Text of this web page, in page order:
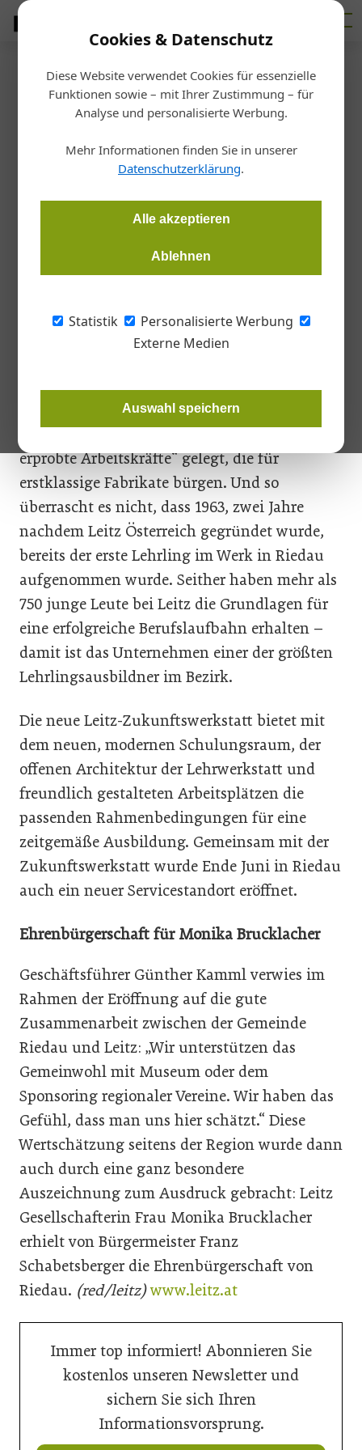
Cookies & Datenschutz
Diese Website verwendet Cookies für essenzielle
Funktionen sowie – mit Ihrer Zustimmung – für
Analyse und personalisierte Werbung.
Mehr Informationen finden Sie in unserer
Datenschutzerklärung.
Alle akzeptieren
Ablehnen
Statistik
Personalisierte Werbung
Externe Medien
Auswahl speichern
Startseite/ Fertigen
Leitz eröffnet
Zukunftswerkstatt
Der Werkzeughersteller Leitz hat in Riedau (OÖ) eine neue
Lehrwerkstätte und zeitgleich einen neuen Servicestandort
Die eigene Ausbildung von Fachkräften beim
wichtige Anliegen: Bereits in den
Verkaufsunterlagen von 1904 wurde
erprobte Arbeitskräfte“ gelegt, die für
erstklassige Fabrikate bürgen. Und so
überrascht es nicht, dass 1963, zwei Jahre
nachdem Leitz Österreich gegründet wurde,
bereits der erste Lehrling im Werk in Riedau
aufgenommen wurde. Seither haben mehr als
750 junge Leute bei Leitz die Grundlagen für
eine erfolgreiche Berufslaufbahn erhalten –
damit ist das Unternehmen einer der größten
Lehrlingsausbildner im Bezirk.
Die neue Leitz-Zukunftswerkstatt bietet mit
dem neuen, modernen Schulungsraum, der
offenen Architektur der Lehrwerkstatt und
freundlich gestalteten Arbeitsplätzen die
passenden Rahmenbedingungen für eine
zeitgemäße Ausbildung. Gemeinsam mit der
Zukunftswerkstatt wurde Ende Juni in Riedau
auch ein neuer Servicestandort eröffnet.
Ehrenbürgerschaft für Monika Brucklacher
Geschäftsführer Günther Kamml verwies im
Rahmen der Eröffnung auf die gute
Zusammenarbeit zwischen der Gemeinde
Riedau und Leitz: „Wir unterstützen das
Gemeinwohl mit Museum oder dem
Sponsoring regionaler Vereine. Wir haben das
Gefühl, dass man uns hier schätzt.“ Diese
Wertschätzung seitens der Region wurde dann
auch durch eine ganz besondere
Auszeichnung zum Ausdruck gebracht: Leitz
Gesellschafterin Frau Monika Brucklacher
erhielt von Bürgermeister Franz
Schabetsberger die Ehrenbürgerschaft von
Riedau. (red/leitz) www.leitz.at
Immer top informiert! Abonnieren Sie
kostenlos unseren Newsletter und
sichern Sie sich Ihren
Informationsvorsprung.